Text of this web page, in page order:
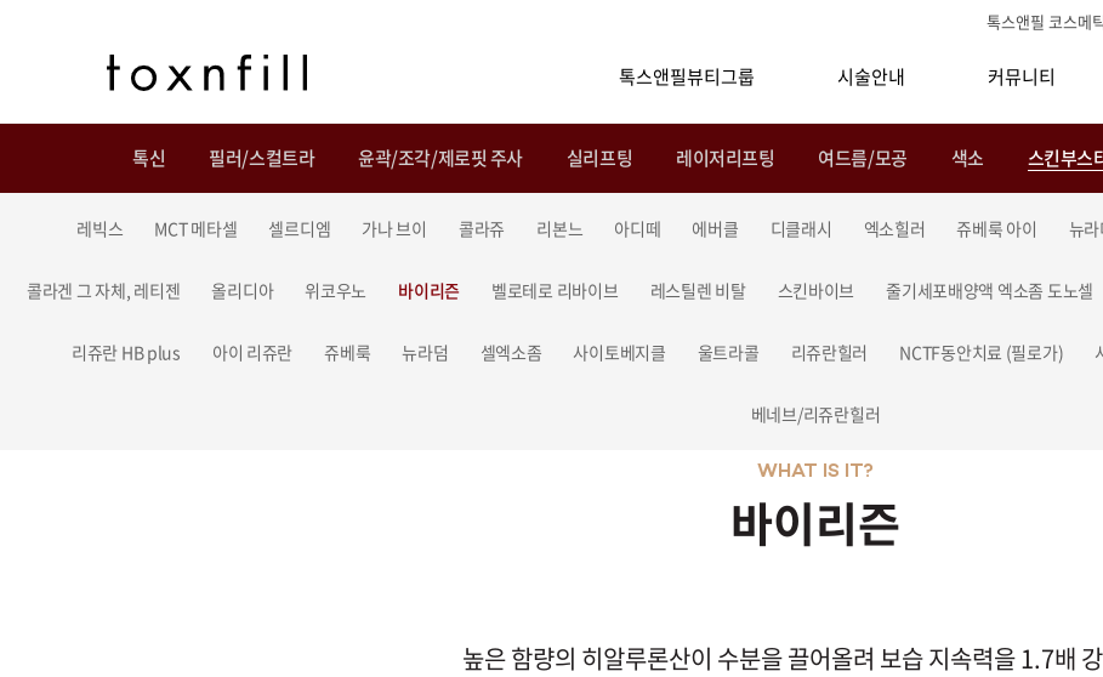
톡스앤필 코스메
톡스앤필뷰티그룹 시술안내 커뮤니티
톡신 필러/스컬트라 윤곽/조각/제로핏 주사 실리프팅 레이저리프팅 여드름/모공 색소 스킨부스
레빅스 MCT 메타셀 셀르디엠 가나 브이 콜라쥬 리본느 아디떼 에버클 디클래시 엑소힐러 쥬베룩 아이 뉴
콜라겐 그 자체, 레티젠 올리디아 위코우노 바이리즌 벨로테로 리바이브 레스틸렌 비탈 스킨바이브 줄기세포배양액 엑소좀 도노셀
리쥬란 HB plus 아이 리쥬란 쥬베룩 뉴라덤 셀엑소좀 사이토베지클 울트라콜 리쥬란힐러 NCTF동안치료 (필로가)
베네브/리쥬란힐러
바이리즌
WHAT IS IT?
높은 함량의 히알루론산이 수분을 끌어올려 보습 지속력을 1.7배